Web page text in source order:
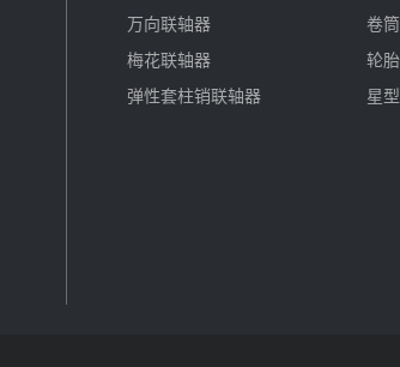
万向联轴器
卷
梅花联轴器
轮
弹性套柱销联轴器
星